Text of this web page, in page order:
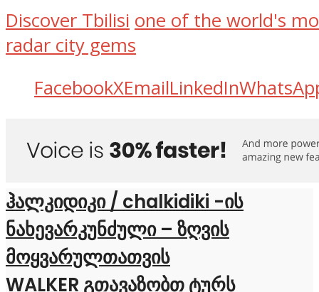
Discover Tbilisi one of the world's
radar city gems
FacebookXEmailLinkedIn
ჰალკიდიკი / chalkidiki -ის
ნახევარკუნძული – ზღვის
მოყვარულთათვის
WALKER გთავაზობთ ტურს